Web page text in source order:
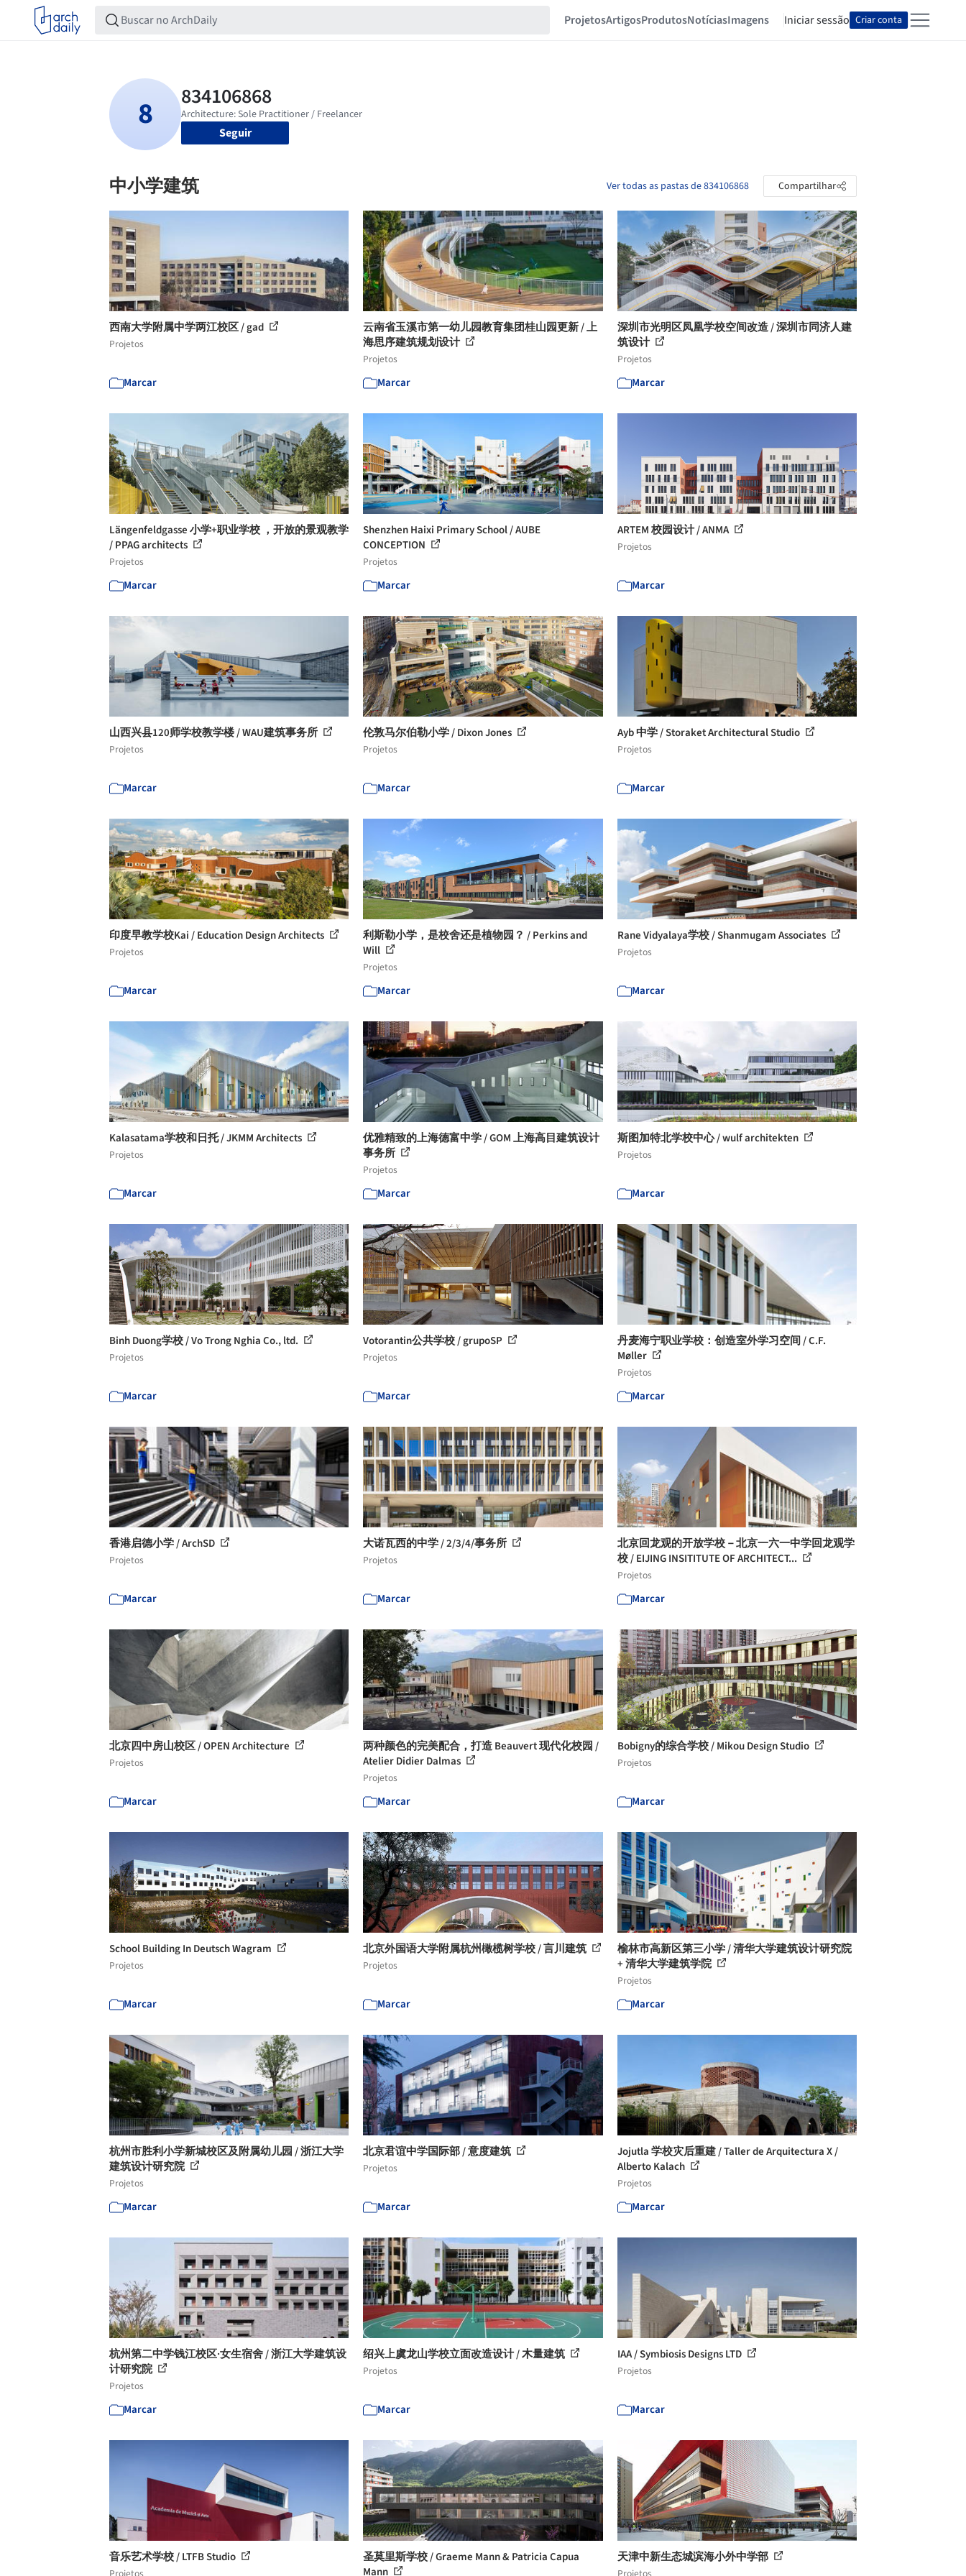
ProjetosArtigosProdutosNotíciasImagens Iniciar sessão Criar conta
Seguir
中小学建筑 Ver todas as pastas de 834106868 Compartilhar
西南大学附属中学两江校区 / gad
Projetos
Marcar
云南省玉溪市第一幼儿园教育集团桂山园更新 / 上
海思序建筑规划设计
Projetos
Marcar
深圳市光明区凤凰学校空间改造 / 深圳市同济人建
筑设计
Projetos
Marcar
Längenfeldgasse 小学+职业学校 ，开放的景观教学
/ PPAG architects
Projetos
Marcar
Shenzhen Haixi Primary School / AUBE
CONCEPTION
Projetos
Marcar
ARTEM 校园设计 / ANMA
Projetos
Marcar
山西兴县120师学校教学楼 / WAU建筑事务所
Projetos
Marcar
伦敦马尔伯勒小学 / Dixon Jones
Projetos
Marcar
Ayb 中学 / Storaket Architectural Studio
Projetos
Marcar
印度早教学校Kai / Education Design Architects
Projetos
Marcar
利斯勒小学，是校舍还是植物园？ / Perkins and
Will
Projetos
Marcar
Rane Vidyalaya学校 / Shanmugam Associates
Projetos
Marcar
Kalasatama学校和日托 / JKMM Architects
Projetos
Marcar
优雅精致的上海德富中学 / GOM 上海高目建筑设计
事务所
Projetos
Marcar
斯图加特北学校中心 / wulf architekten
Projetos
Marcar
Binh Duong学校 / Vo Trong Nghia Co., ltd.
Projetos
Marcar
Votorantin公共学校 / grupoSP
Projetos
Marcar
丹麦海宁职业学校：创造室外学习空间 / C.F.
Møller
Projetos
Marcar
香港启德小学 / ArchSD
Projetos
Marcar
大诺瓦西的中学 / 2/3/4/事务所
Projetos
Marcar
北京回龙观的开放学校－北京一六一中学回龙观学
校 / EIJING INSITITUTE OF ARCHITECT...
Projetos
Marcar
北京四中房山校区 / OPEN Architecture
Projetos
Marcar
两种颜色的完美配合，打造 Beauvert 现代化校园 /
Atelier Didier Dalmas
Projetos
Marcar
Bobigny的综合学校 / Mikou Design Studio
Projetos
Marcar
School Building In Deutsch Wagram
Projetos
Marcar
北京外国语大学附属杭州橄榄树学校 / 言川建筑
Projetos
Marcar
榆林市高新区第三小学 / 清华大学建筑设计研究院
+ 清华大学建筑学院
Projetos
Marcar
杭州市胜利小学新城校区及附属幼儿园 / 浙江大学
建筑设计研究院
Projetos
Marcar
北京君谊中学国际部 / 意度建筑
Projetos
Marcar
Jojutla 学校灾后重建 / Taller de Arquitectura X /
Alberto Kalach
Projetos
Marcar
杭州第二中学钱江校区·女生宿舍 / 浙江大学建筑设
计研究院
Projetos
Marcar
绍兴上虞龙山学校立面改造设计 / 木量建筑
Projetos
Marcar
IAA / Symbiosis Designs LTD
Projetos
Marcar
音乐艺术学校 / LTFB Studio
圣莫里斯学校 / Graeme Mann & Patricia Capua
Mann
天津中新生态城滨海小外中学部